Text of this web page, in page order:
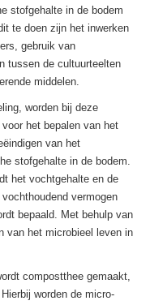
stofgehalte in de bodem
te doen zijn het inwerken
gebruik van
tussen de cultuurteelten
middelen.
worden bij deze
het bepalen van het
van het
stofgehalte in de bodem.
het vochtgehalte en de
vermogen
bepaald. Met behulp van
van het microbieel leven in
compostthee gemaakt,
worden de micro-